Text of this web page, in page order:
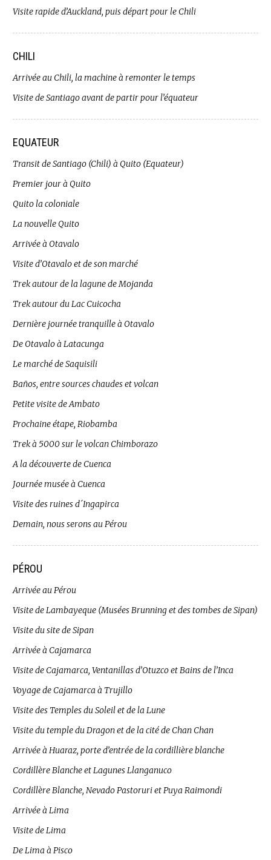
Visite rapide d’Auckland, puis départ pour le Chili
CHILI
Arrivée au Chili, la machine à remonter le temps
Visite de Santiago avant de partir pour l’équateur
EQUATEUR
Transit de Santiago (Chili) à Quito (Equateur)
Premier jour à Quito
Quito la coloniale
La nouvelle Quito
Arrivée à Otavalo
Visite d’Otavalo et de son marché
Trek autour de la lagune de Mojanda
Trek autour du Lac Cuicocha
Dernière journée tranquille à Otavalo
De Otavalo à Latacunga
Le marché de Saquisili
Baños, entre sources chaudes et volcan
Petite visite de Ambato
Prochaine étape, Riobamba
Trek à 5000 sur le volcan Chimborazo
A la découverte de Cuenca
Journée musée à Cuenca
Visite des ruines d´Ingapirca
Demain, nous serons au Pérou
PÉROU
Arrivée au Pérou
Visite de Lambayeque (Musées Brunning et des tombes de Sipan)
Visite du site de Sipan
Arrivée à Cajamarca
Visite de Cajamarca, Ventanillas d’Otuzco et Bains de l’Inca
Voyage de Cajamarca à Trujillo
Visite des Temples du Soleil et de la Lune
Visite du temple du Dragon et de la cité de Chan Chan
Arrivée à Huaraz, porte d’entrée de la cordillière blanche
Cordillère Blanche et Lagunes Llanganuco
Cordillère Blanche, Nevado Pastoruri et Puya Raimondi
Arrivée à Lima
Visite de Lima
De Lima à Pisco